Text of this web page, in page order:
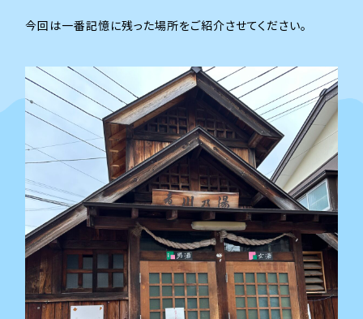
今回は一番記憶に残った場所をご紹介させてください。